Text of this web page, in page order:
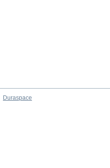
Duraspace